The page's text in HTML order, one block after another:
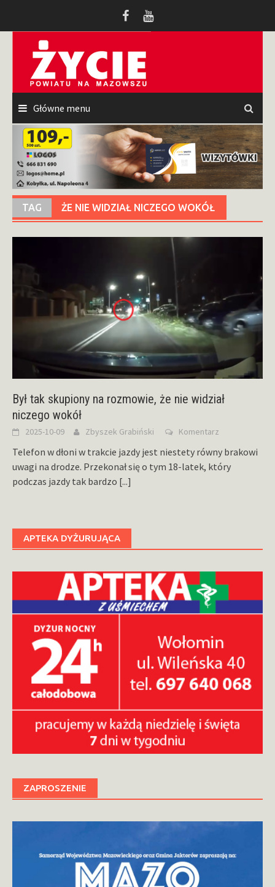
Główne menu
TAG ŻE NIE WIDZIAŁ NICZEGO WOKÓŁ
Był tak skupiony na rozmowie, że nie widział
niczego wokół
2025-10-09 Zbyszek Grabiński Komentarz
Telefon w dłoni w trakcie jazdy jest niestety równy brakowi
uwagi na drodze. Przekonał się o tym 18-latek, który
podczas jazdy tak bardzo [...]
APTEKA DYŻURUJĄCA
ZAPROSZENIE